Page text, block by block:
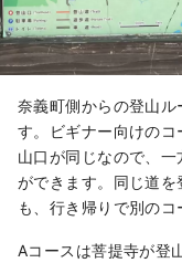
奈義町側からの登山
す。ビギナー向けの
山口が同じなので、
ができます。同じ道
も、行き帰りで別のコ
Aコースは菩提寺が登